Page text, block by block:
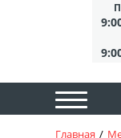
НА ГЛАВНУЮ
Главная